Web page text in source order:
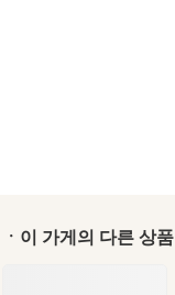
ㆍ이 가게의 다른 상품